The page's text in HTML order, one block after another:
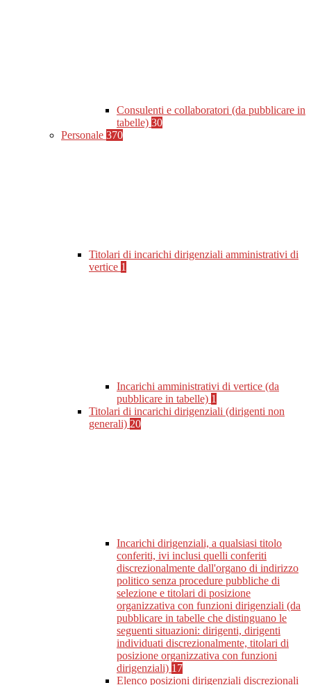
Consulenti e collaboratori (da pubblicare in
tabelle) 30
Personale 370
Titolari di incarichi dirigenziali amministrativi di
vertice 1
Incarichi amministrativi di vertice (da
pubblicare in tabelle) 1
Titolari di incarichi dirigenziali (dirigenti non
generali) 20
Incarichi dirigenziali, a qualsiasi titolo
conferiti, ivi inclusi quelli conferiti
discrezionalmente dall'organo di indirizzo
politico senza procedure pubbliche di
selezione e titolari di posizione
organizzativa con funzioni dirigenziali (da
pubblicare in tabelle che distinguano le
seguenti situazioni: dirigenti, dirigenti
individuati discrezionalmente, titolari di
posizione organizzativa con funzioni
dirigenziali) 17
Elenco posizioni dirigenziali discrezionali